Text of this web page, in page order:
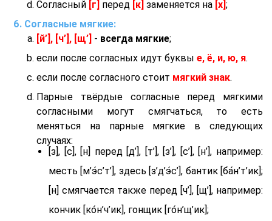
Согласный [г] перед [к] заменяется на [х];
Согласные мягкие:
[й’], [ч’], [щ’] - всегда мягкие;
если после согласных идут буквы е, ё, и, ю, я.
если после согласного стоит мягкий знак.
Парные твёрдые согласные перед мягкими
согласными могут смягчаться, то есть
меняться на парные мягкие в следующих
случаях:
[з], [с], [н] перед [д’], [т’], [з’], [с’], [н’], например:
месть [м’э́с’т’], здесь [з’д’э́с’], бантик [ба́н’т’ик];
[н] смягчается также перед [ч’], [щ’], например:
кончик [ко́н’ч’ик], гонщик [го́н’щ’ик];